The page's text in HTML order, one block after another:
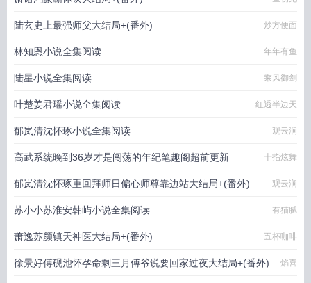
陆玄史上最强师父大结局+(番外) 炒方便面
林知恩小说全集阅读 年年有鱼
陆星小说全集阅读 乘风御剑
叶楚姜君瑶小说全集阅读 红透半边天
郁岚清沈怀琢小说全集阅读 观云涧
高武系统晚到36岁才是闯荡的年纪笔趣阁超前更新 十指炫舞
郁岚清沈怀琢重回拜师日偏心师尊靠边站大结局+(番外) 观云涧
苏小小苏淮安韩屿小说全集阅读 有猫腻
萧逸苏颜镇天神医大结局+(番外) 五杯咖啡
徐景好傅砚池怀孕命剩三月傅爷说要回家过夜大结局+(番外) 焰喜